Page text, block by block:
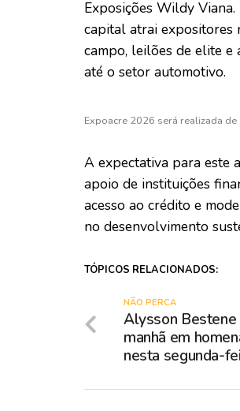
Exposições Wildy
capital atrai expositores
campo, leilões de elite e
até o setor automotivo.
Expoacre 2026 será realizada
A expectativa para este
apoio de instituições
acesso ao crédito e
no desenvolvimento
TÓPICOS RELACIONADOS:
NÃO PERCA
Alysson Bestene
manhã em
nesta segunda-